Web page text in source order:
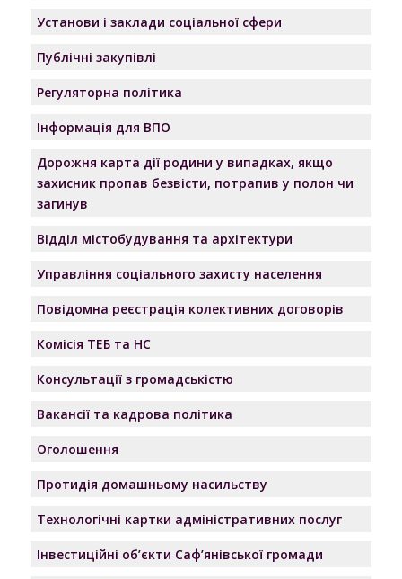
Установи і заклади соціальної сфери
Публічні закупівлі
Регуляторна політика
Інформація для ВПО
Дорожня карта дії родини у випадках, якщо
захисник пропав безвісти, потрапив у полон чи
загинув
Відділ містобудування та архітектури
Управління соціального захисту населення
Повідомна реєстрація колективних договорів
Комісія ТЕБ та НС
Консультації з громадськістю
Вакансії та кадрова політика
Оголошення
Протидія домашньому насильству
Технологічні картки адміністративних послуг
Інвестиційні об’єкти Саф’янівської громади